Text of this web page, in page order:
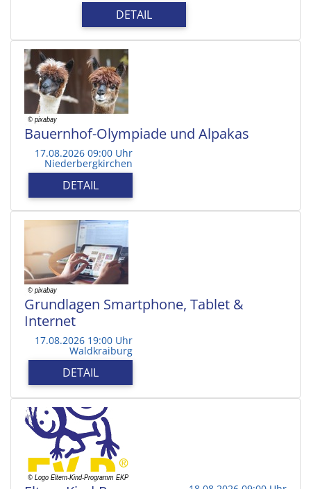
DETAIL
Bauernhof-Olympiade und Alpakas
17.08.2026 09:00 Uhr
Niederbergkirchen
DETAIL
Grundlagen Smartphone, Tablet &
Internet
17.08.2026 19:00 Uhr
Waldkraiburg
DETAIL